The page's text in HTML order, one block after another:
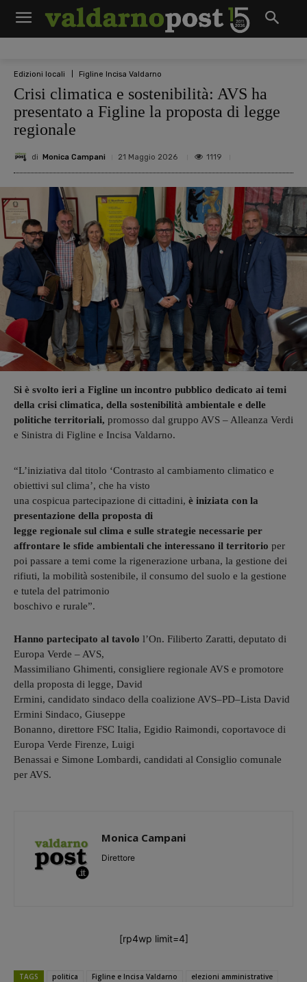
Edizioni locali Figline Incisa Valdarno
Crisi climatica e sostenibilità: AVS ha
presentato a Figline la proposta di legge
regionale
di Monica Campani 21 Maggio 2026 1119
Si è svolto ieri a Figline un incontro pubblico dedicato ai temi
della crisi climatica, della sostenibilità ambientale e delle
politiche territoriali, promosso dal gruppo AVS – Alleanza Verdi
e Sinistra di Figline e Incisa Valdarno.
“L’iniziativa dal titolo ‘Contrasto al cambiamento climatico e
obiettivi sul clima’, che ha visto
una cospicua partecipazione di cittadini, è iniziata con la
presentazione della proposta di
legge regionale sul clima e sulle strategie necessarie per
affrontare le sfide ambientali che interessano il territorio per
poi passare a temi come la rigenerazione urbana, la gestione dei
rifiuti, la mobilità sostenibile, il consumo del suolo e la gestione
e tutela del patrimonio
boschivo e rurale”.
Hanno partecipato al tavolo l’On. Filiberto Zaratti, deputato di
Europa Verde – AVS,
Massimiliano Ghimenti, consigliere regionale AVS e promotore
della proposta di legge, David
Ermini, candidato sindaco della coalizione AVS–PD–Lista David
Ermini Sindaco, Giuseppe
Bonanno, direttore FSC Italia, Egidio Raimondi, coportavoce di
Europa Verde Firenze, Luigi
Benassai e Simone Lombardi, candidati al Consiglio comunale
per AVS.
Monica Campani
Direttore
[rp4wp limit=4]
TAGS politica Figline e Incisa Valdarno
elezioni amministrative